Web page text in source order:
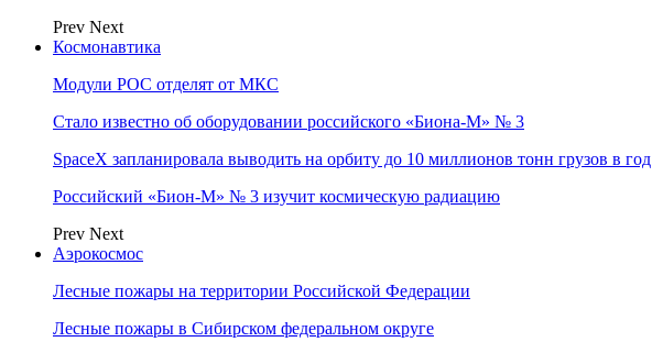
Prev Next
Космонавтика
Модули РОС отделят от МКС
Стало известно об оборудовании российского «Биона-М» № 3
SpaceX запланировала выводить на орбиту до 10 миллионов тонн грузов в год
Российский «Бион-М» № 3 изучит космическую радиацию
Prev Next
Аэрокосмос
Лесные пожары на территории Российской Федерации
Лесные пожары в Сибирском федеральном округе